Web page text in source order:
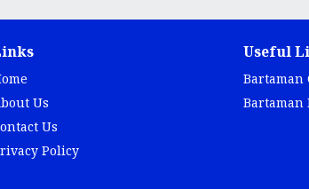
Us
Us
Policy
Useful
Bartaman
Bartaman